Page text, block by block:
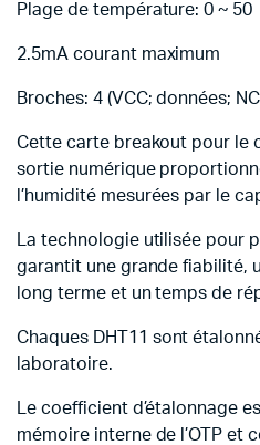
Plage de température: 0 ~ 50
2.5mA courant maximum
Broches: 4 (VCC; données;
Cette carte breakout pour le
sortie numérique
l’humidité mesurées par le
La technologie utilisée pour
garantit une grande fiabilité,
long terme et un temps de
Chaques DHT11 sont
laboratoire.
Le coefficient d’étalonnage
mémoire interne de l’OTP et